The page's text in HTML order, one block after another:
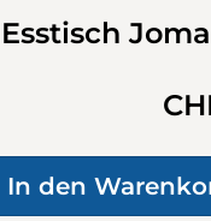
Esstisch